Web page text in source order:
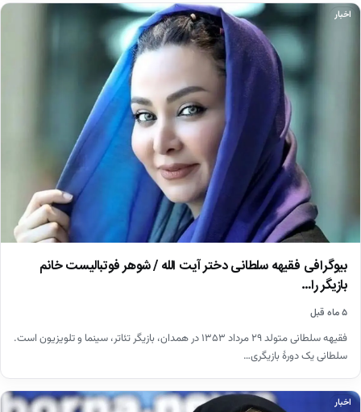
اخبار
بیوگرافی فقیهه سلطانی دختر آیت الله / شوهر فوتبالیست خانم
بازیگر را…
۵ ماه قبل
فقیهه سلطانی متولد ۲۹ مرداد ۱۳۵۳ در همدان، بازیگر تئاتر، سینما و تلویزیون است.
سلطانی یک دورهٔ بازیگری…
اخبار